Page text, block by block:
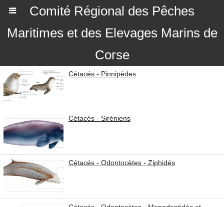
Comité Régional des Pêches
Maritimes et des Elevages Marins de
Corse
Cétacés - Pinnipèdes
Cétacés - Siréniens
Cétacés - Odontocètes - Ziphidés